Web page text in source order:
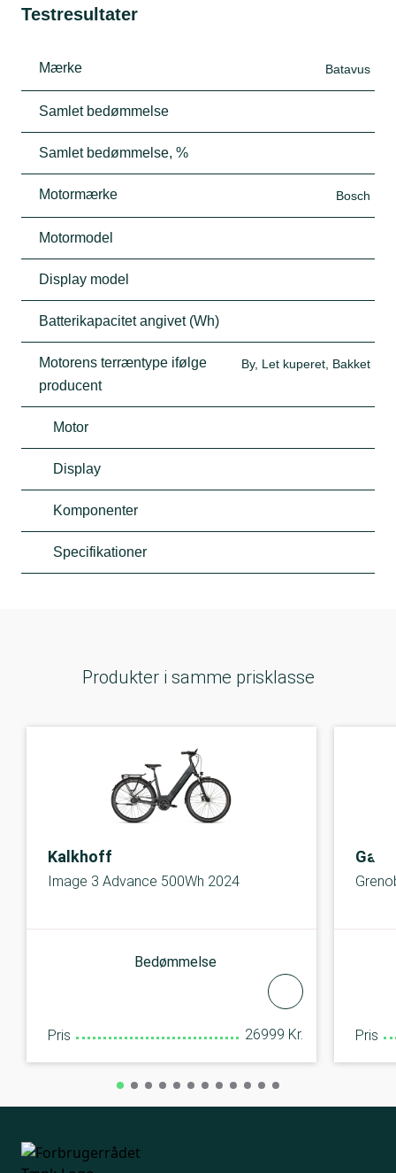
Testresultater
Mærke Batavus
Samlet bedømmelse
Samlet bedømmelse, %
Motormærke Bosch
Motormodel
Display model
Batterikapacitet angivet (Wh)
Motorens terræntype ifølge
producent
By, Let kuperet, Bakket
Motor
Display
Komponenter
Specifikationer
Produkter i samme prisklasse
Kalkhoff
Image 3 Advance 500Wh 2024
Bedømmelse
Pris 26999 Kr. Pris